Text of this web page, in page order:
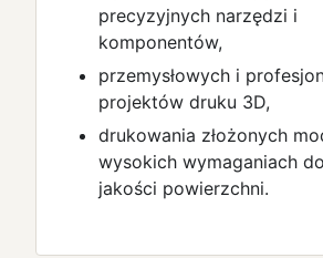
precyzyjnych narzędzi i
komponentów,
przemysłowych i
projektów druku 3D,
drukowania złożonych
wysokich wymaganiach
jakości powierzchni.